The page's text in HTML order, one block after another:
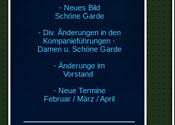
- Neues Bild
Schöne Garde
- Div. Änderungen in den
Kompanieführungen -
Damen u. Schöne Garde
- Änderunge im
Vorstand
- Neue Termine
Februar / März / April